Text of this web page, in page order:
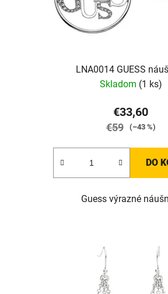
LNA0014 GUESS
Skladom (1 ks)
€33,60
€59 (–43 %)
DO
Guess výrazné